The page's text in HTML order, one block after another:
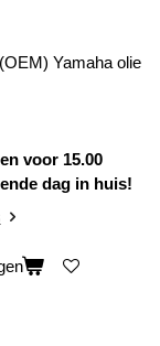
Yamaha olie
voor 15.00
dag in huis!